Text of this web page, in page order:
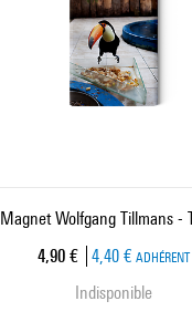
Magnet Wolfgang Tillmans -
Prix ​​actuel
4,90 € 4,40 € ADHÉRENT
Indisponible